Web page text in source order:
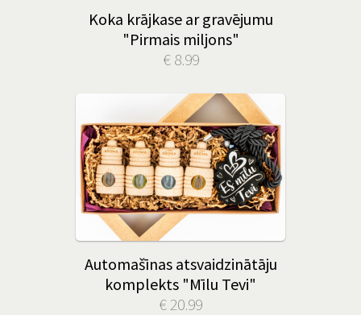
Koka krājkase ar gravējumu
"Pirmais miljons"
€ 8.99
Automašīnas atsvaidzinātāju
komplekts "Mīlu Tevi"
€ 20.99